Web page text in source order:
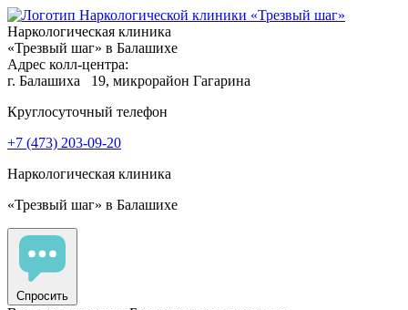
Наркологическая клиника
«Трезвый шаг» в Балашихе
Адрес колл-центра:
г. Балашиха
19, микрорайон Гагарина
Круглосуточный телефон
+7 (473) 203-09-20
Наркологическая клиника
«Трезвый шаг» в Балашихе
Спросить